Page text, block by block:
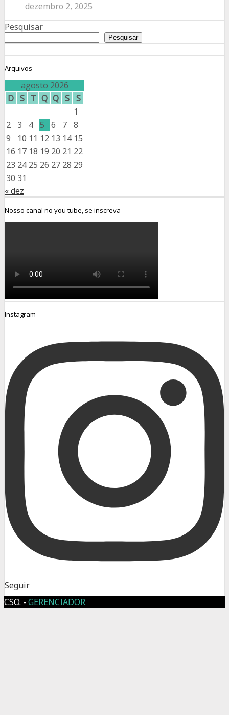
dezembro 2, 2025
Pesquisar
Pesquisar
Arquivos
agosto 2026
D S T Q Q S
S
1
2
3 4 5 6 7 8
9
10 11 12 13 14 15
16 17 18 19 20 21 22
23 24 25 26 27 28 29
30 31
« dez
Nosso canal no you tube, se inscreva
Instagram
Seguir
CSO. - GERENCIADOR